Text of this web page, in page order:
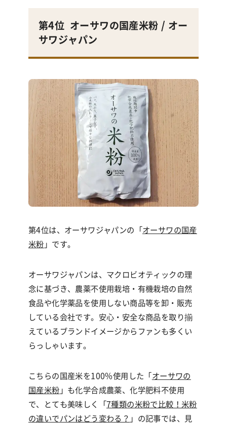
第4位 オーサワの国産米粉 / オー
サワジャパン
第4位は、 オーサワジャパンの「 オーサワの国産
米粉 」です。
オーサワジャパンは、マクロビオティックの理
念に基づき、農薬不使用栽培・有機栽培の自然
食品や化学薬品を使用しない商品等を卸・販売
している会社です。安心・安全な商品を取り揃
えているブランドイメージからファンも多くい
らっしゃいます。
こちらの国産米を100%使用した「 オーサワの
国産米粉 」も化学合成農薬、化学肥料不使用
で、とても美味しく「 7種類の米粉で比較！米粉
の違いでパンはどう変わる？ 」の記事では、見